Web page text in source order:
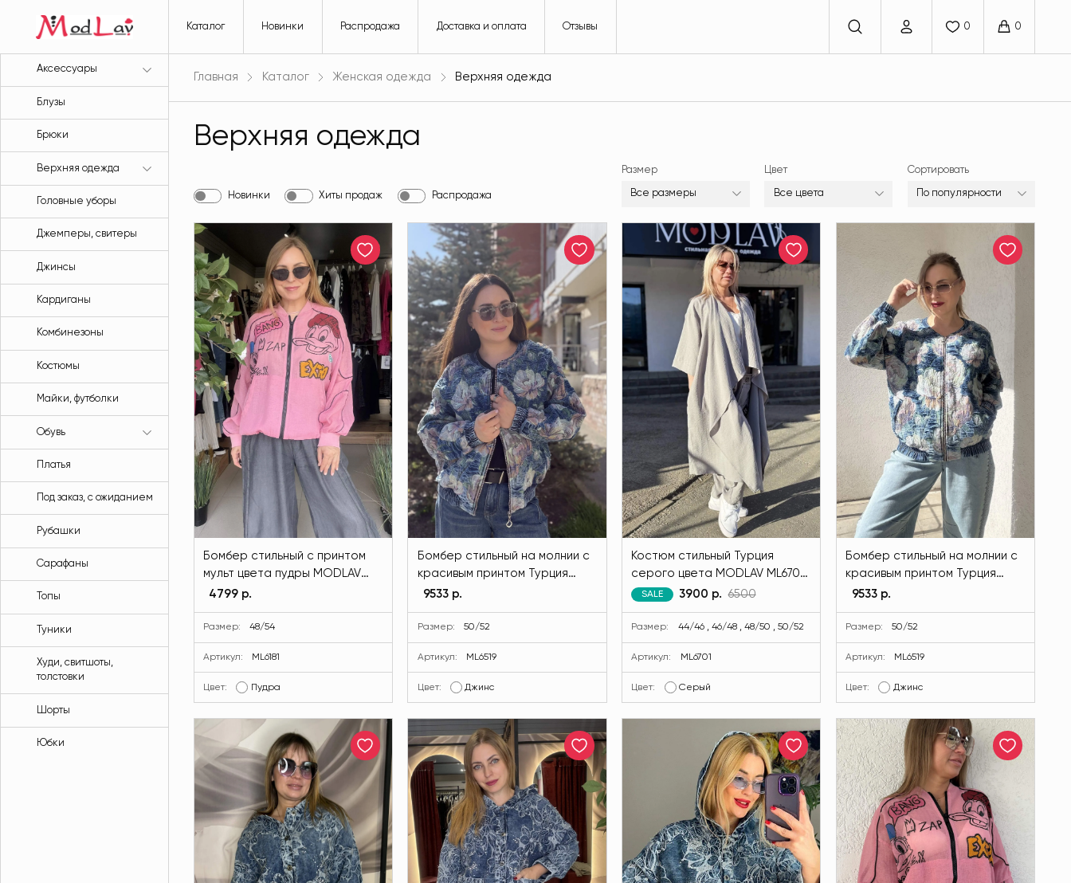
Каталог Новинки Распродажа Доставка и оплата Отзывы
Аксессуары
Блузы
Брюки
Верхняя одежда
Головные уборы
Джемперы, свитеры
Джинсы
Кардиганы
Комбинезоны
Костюмы
Майки, футболки
Обувь
Платья
Под заказ, с ожиданием
Рубашки
Сарафаны
Топы
Туники
Худи, свитшоты,
толстовки
Шорты
Юбки
Главная Каталог Женская одежда Верхняя одежда
Верхняя одежда
Новинки Хиты продаж Распродажа
Размер
Все размеры
Цвет
Все цвета
Сортировать
По популярности
Бомбер стильный с принтом
мульт цвета пудры MODLAV
ML6181-299
4799 р.
Размер: 48/54
Артикул: ML6181
Цвет: Пудра
Бомбер стильный на молнии с
красивым принтом Турция
джинсового цвета MODLAV
9533 р.
Размер: 50/52
Артикул: ML6519
Цвет: Джинс
Костюм стильный Турция
серого цвета MODLAV ML6701-
29SALE 3900 р. 6500
Размер: 44/46 , 46/48 , 48/50 , 50/52
Артикул: ML6701
Цвет: Серый
Бомбер стильный на молнии с
красивым принтом Турция
джинсового цвета MODLAV
9533 р.
Размер: 50/52
Артикул: ML6519
Цвет: Джинс